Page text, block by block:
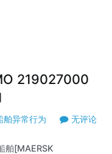
219027000
舶异常行为 无评论
舶[MAERSK